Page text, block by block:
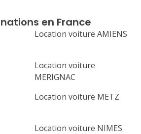
en France
Location voiture AMIENS
Location voiture
MERIGNAC
Location voiture METZ
Location voiture NIMES